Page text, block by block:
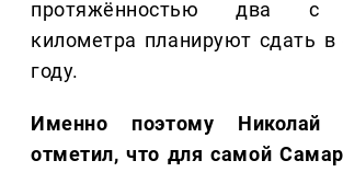
протяжённостью два с
километра планируют сдать
году.
Именно поэтому Николай
отметил, что для самой